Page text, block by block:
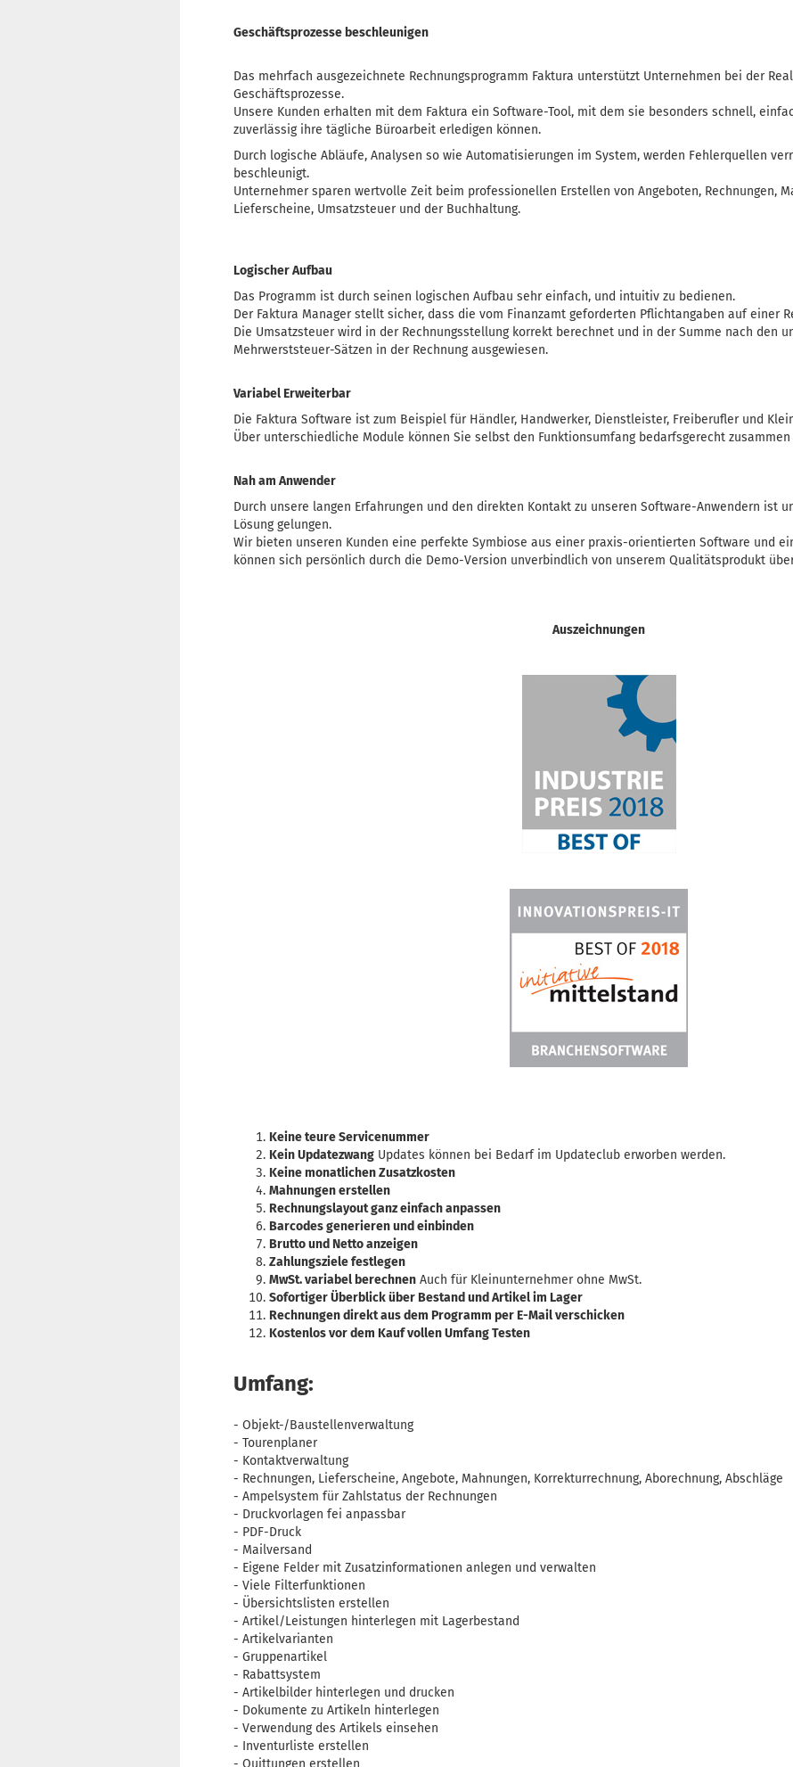
Geschäftsprozesse beschleunigen
Das mehrfach ausgezeichnete Rechnungsprogramm Faktura unterstützt Unternehmen bei der
Geschäftsprozesse.
Unsere Kunden erhalten mit dem Faktura ein Software-Tool, mit dem sie besonders schnell,
zuverlässig ihre tägliche Büroarbeit erledigen können.
Durch logische Abläufe, Analysen so wie Automatisierungen im System, werden Fehlerquellen
beschleunigt.
Unternehmer sparen wertvolle Zeit beim professionellen Erstellen von Angeboten, Rechnungen,
Lieferscheine, Umsatzsteuer und der Buchhaltung.
Logischer Aufbau
Das Programm ist durch seinen logischen Aufbau sehr einfach, und intuitiv zu bedienen.
Der Faktura Manager stellt sicher, dass die vom Finanzamt geforderten Pflichtangaben auf einer
Die Umsatzsteuer wird in der Rechnungsstellung korrekt berechnet und in der Summe nach den
Mehrwerststeuer-Sätzen in der Rechnung ausgewiesen.
Variabel Erweiterbar
Die Faktura Software ist zum Beispiel für Händler, Handwerker, Dienstleister, Freiberufler und
Über unterschiedliche Module können Sie selbst den Funktionsumfang bedarfsgerecht
Nah am Anwender
Durch unsere langen Erfahrungen und den direkten Kontakt zu unseren Software-Anwendern ist
Lösung gelungen.
Wir bieten unseren Kunden eine perfekte Symbiose aus einer praxis-orientierten Software und
können sich persönlich durch die Demo-Version unverbindlich von unserem Qualitätsprodukt
Auszeichnungen
Keine teure Servicenummer
Kein Updatezwang Updates können bei Bedarf im Updateclub erworben werden.
Keine monatlichen Zusatzkosten
Mahnungen erstellen
Rechnungslayout ganz einfach anpassen
Barcodes generieren und einbinden
Brutto und Netto anzeigen
Zahlungsziele festlegen
MwSt. variabel berechnen Auch für Kleinunternehmer ohne MwSt.
Sofortiger Überblick über Bestand und Artikel im Lager
Rechnungen direkt aus dem Programm per E-Mail verschicken
Kostenlos vor dem Kauf vollen Umfang Testen
Umfang:
- Objekt-/Baustellenverwaltung
- Tourenplaner
- Kontaktverwaltung
- Rechnungen, Lieferscheine, Angebote, Mahnungen, Korrekturrechnung, Aborechnung, Abschläge
- Ampelsystem für Zahlstatus der Rechnungen
- Druckvorlagen fei anpassbar
- PDF-Druck
- Mailversand
- Eigene Felder mit Zusatzinformationen anlegen und verwalten
- Viele Filterfunktionen
- Übersichtslisten erstellen
- Artikel/Leistungen hinterlegen mit Lagerbestand
- Artikelvarianten
- Gruppenartikel
- Rabattsystem
- Artikelbilder hinterlegen und drucken
- Dokumente zu Artikeln hinterlegen
- Verwendung des Artikels einsehen
- Inventurliste erstellen